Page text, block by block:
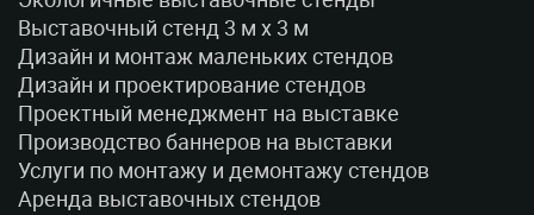
Выставочный стенд 3 м x 3 м
Дизайн и монтаж маленьких стендов
Дизайн и проектирование стендов
Проектный менеджмент на выставке
Производство баннеров на выставки
Услуги по монтажу и демонтажу стендов
Аренда выставочных стендов